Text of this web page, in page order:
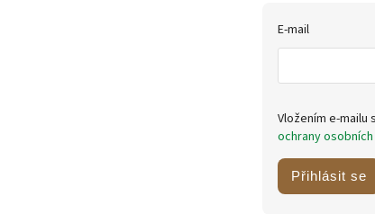
E-mail
Vložením e-mailu
ochrany osobních
Přihlásit se